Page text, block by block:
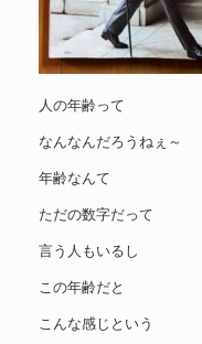
人の年齢って
なんなんだろうねぇ～
年齢なんて
ただの数字だって
言う人もいるし
この年齢だと
こんな感じという